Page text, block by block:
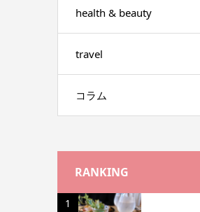
health & beauty
travel
コラム
RANKING
1